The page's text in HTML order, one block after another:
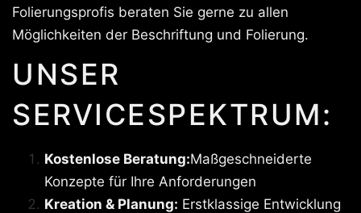
Folierungsprofis beraten Sie gerne zu allen
Möglichkeiten der Beschriftung und Folierung.
UNSER
SERVICESPEKTRUM:
Kostenlose Beratung:Maßgeschneiderte
Konzepte für Ihre Anforderungen
Kreation & Planung: Erstklassige Entwicklung